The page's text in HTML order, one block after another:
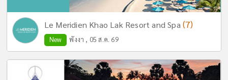
Le Meridien Khao Lak Resort and Spa (7)
New พังงา , 05 ส.ค. 69